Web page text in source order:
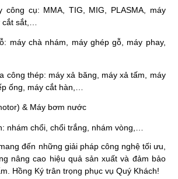
công cụ: MMA, TIG, MIG, PLASMA, máy
sắt,…
máy chà nhám, máy ghép gỗ, máy phay,
công thép: máy xả băng, máy xả tấm, máy
ống, máy cắt hàn,…
& Máy bơm nước
nhám chổi, chổi trắng, nhám vòng,…
đến những giải pháp công nghệ tối ưu,
nâng cao hiệu quả sản xuất và đảm bảo
Hồng Ký trân trọng phục vụ Quý Khách!